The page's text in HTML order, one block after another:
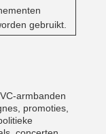
gebruikt.
armbanden
promoties,